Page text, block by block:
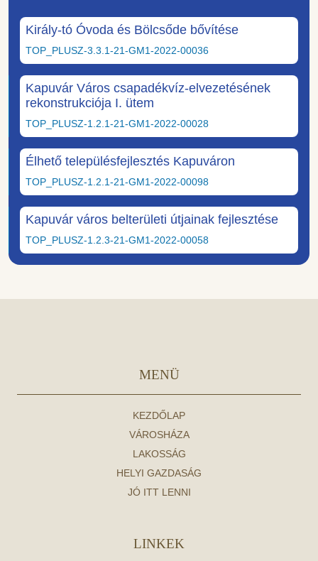
Király-tó Óvoda és Bölcsőde bővítése
TOP_PLUSZ-3.3.1-21-GM1-2022-00036
Kapuvár Város csapadékvíz-elvezetésének
rekonstrukciója I. ütem
TOP_PLUSZ-1.2.1-21-GM1-2022-00028
Élhető településfejlesztés Kapuváron
TOP_PLUSZ-1.2.1-21-GM1-2022-00098
Kapuvár város belterületi útjainak fejlesztése
TOP_PLUSZ-1.2.3-21-GM1-2022-00058
MENÜ
KEZDŐLAP
VÁROSHÁZA
LAKOSSÁG
HELYI GAZDASÁG
JÓ ITT LENNI
LINKEK